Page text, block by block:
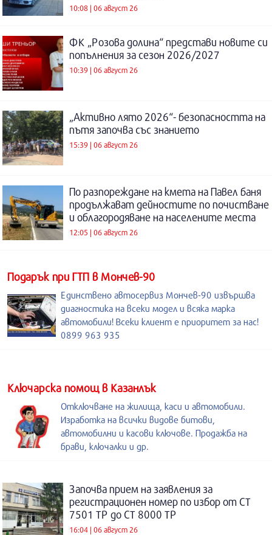
10:08 | 06 август 26
ФК „Розова долина“ представи новите си
попълнения за сезон 2026/2027
10:39 | 06 август 26
„Активно лято 2026“- безопасността на
пътя започва със знанието
15:39 | 06 август 26
По разпореждане на кмета на Павел баня
продължават дейностите по почистване
и облагородяване на населените места
12:05 | 06 август 26
Подарък при ГТП в Мончев-90
Единствено автосервиз Мончев-90 извършва
диагностика на всеки модел и всяка марка
автомобили! Всеки клиент е приоритет за нас!
0899 963 935
Kлючарска помощ в Казанлък
Отключване на жилища, каси и автомобили.
Изработка на всички видове битови,
автомобилни и касови ключове. Продажба на
брави, ключалки и др.
Започва прием на заявления за
регистрационен номер по избор от СТ
7501 ТР до СТ 8000 ТР
16:04 | 06 август 26